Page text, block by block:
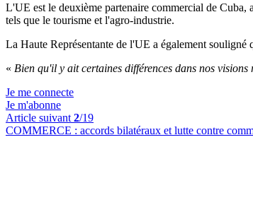
L'UE est le deuxième partenaire commercial de Cuba,
tels que le tourisme et l'agro-industrie.
La Haute Représentante de l'UE a également
« Bien qu'il y ait certaines différences dans nos
Je me connecte
Je m'abonne
Article suivant 2/19
COMMERCE : accords bilatéraux et lutte contre